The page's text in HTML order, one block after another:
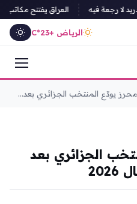
لا رجعة فيه العراق يفتتح مكاتب
الرياض +23°C
يودّع المنتخب الجزائري بعد...
الجزائري بعد